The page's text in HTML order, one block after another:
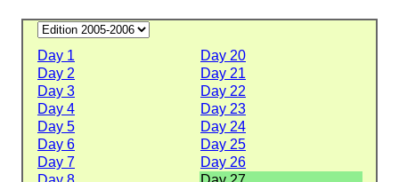
Day 1
Day 20
Day 2
Day 21
Day 3
Day 22
Day 4
Day 23
Day 5
Day 24
Day 6
Day 25
Day 7
Day 26